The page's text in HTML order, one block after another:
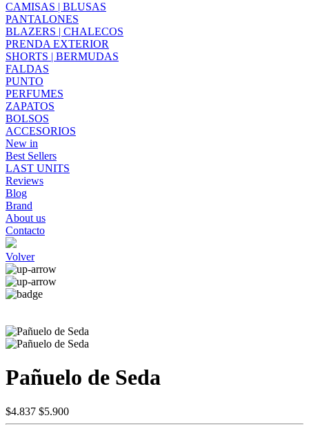
CAMISAS | BLUSAS
PANTALONES
BLAZERS | CHALECOS
PRENDA EXTERIOR
SHORTS | BERMUDAS
FALDAS
PUNTO
PERFUMES
ZAPATOS
BOLSOS
ACCESORIOS
New in
Best Sellers
LAST UNITS
Reviews
Blog
Brand
About us
Contacto
Volver
Pañuelo de Seda
$4.837 $5.900